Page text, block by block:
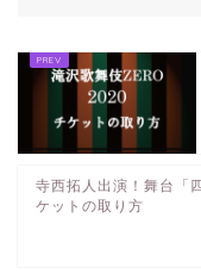
寺西拓人出演！舞台「
ケットの取り方